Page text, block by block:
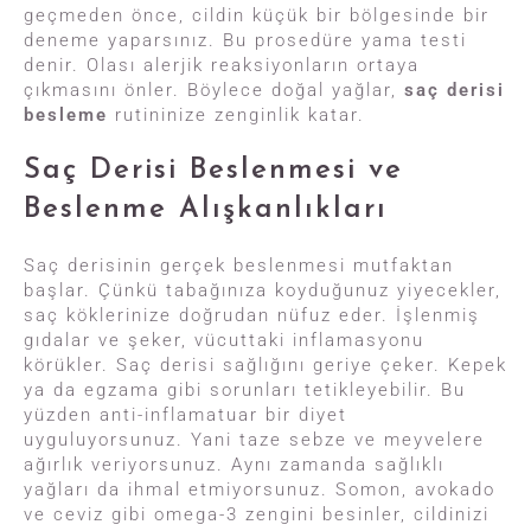
geçmeden önce, cildin küçük bir bölgesinde bir
deneme yaparsınız. Bu prosedüre yama testi
denir. Olası alerjik reaksiyonların ortaya
çıkmasını önler. Böylece doğal yağlar, saç derisi
besleme rutininize zenginlik katar.
Saç Derisi Beslenmesi ve
Beslenme Alışkanlıkları
Saç derisinin gerçek beslenmesi mutfaktan
başlar. Çünkü tabağınıza koyduğunuz yiyecekler,
saç köklerinize doğrudan nüfuz eder. İşlenmiş
gıdalar ve şeker, vücuttaki inflamasyonu
körükler. Saç derisi sağlığını geriye çeker. Kepek
ya da egzama gibi sorunları tetikleyebilir. Bu
yüzden anti-inflamatuar bir diyet
uyguluyorsunuz. Yani taze sebze ve meyvelere
ağırlık veriyorsunuz. Aynı zamanda sağlıklı
yağları da ihmal etmiyorsunuz. Somon, avokado
ve ceviz gibi omega-3 zengini besinler, cildinizi